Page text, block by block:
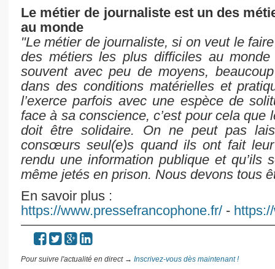
Le métier de journaliste est un des
au monde
"Le métier de journaliste, si on veut le
des métiers les plus difficiles au
souvent avec peu de moyens,
dans des conditions matérielles et
l’exerce parfois avec une espèce de
face à sa conscience, c’est pour cela que
doit être solidaire. On ne peut pas
consœurs seul(e)s quand ils ont fait
rendu une information publique et qu’ils
même jetés en prison. Nous devons tous
En savoir plus :
https://www.pressefrancophone.fr/ -
Pour suivre l'actualité en direct → Inscrivez-vous dès maintenant !